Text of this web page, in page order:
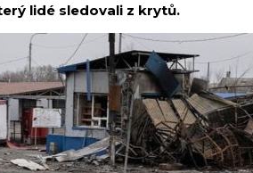
lidé sledovali z krytů.